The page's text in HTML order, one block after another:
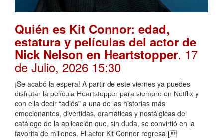
Quién es Kit Connor: edad,
estatura y películas del actor de
Nick Nelson en Heartstopper. 17
de Julio, 2026 15:30
¡Se acabó la espera! A partir de este viernes ya puedes
disfrutar la película Heartstopper para siempre en Netflix y
con ella decir “adiós” a una de las historias más
emocionantes, divertidas, dramáticas y nostálgicas del
catálogo de la aplicación que, sin duda, se convirtió en la
favorita de millones. El actor Kit Connor regresa [